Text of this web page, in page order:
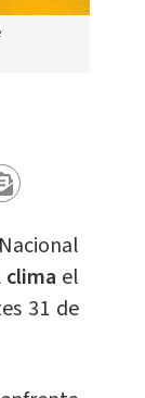
clima el
31 de